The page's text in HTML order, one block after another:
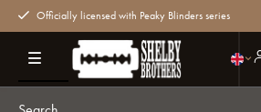
Officially licensed with Peaky Blinders series